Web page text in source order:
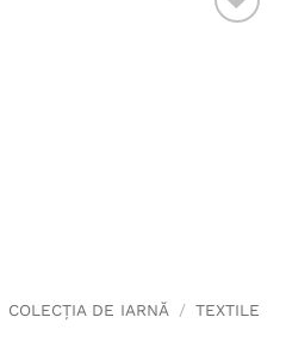
COLECȚIA DE IARNĂ / TEXTILE